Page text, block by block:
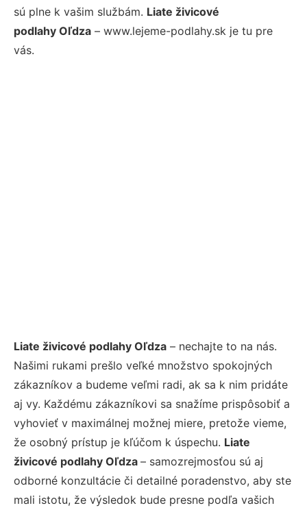
sú plne k vašim službám. Liate živicové
podlahy Oľdza – www.lejeme-podlahy.sk je tu pre
vás.
Liate živicové podlahy Oľdza – nechajte to na nás.
Našimi rukami prešlo veľké množstvo spokojných
zákazníkov a budeme veľmi radi, ak sa k nim pridáte
aj vy. Každému zákazníkovi sa snažíme prispôsobiť a
vyhovieť v maximálnej možnej miere, pretože vieme,
že osobný prístup je kľúčom k úspechu. Liate
živicové podlahy Oľdza – samozrejmosťou sú aj
odborné konzultácie či detailné poradenstvo, aby ste
mali istotu, že výsledok bude presne podľa vašich